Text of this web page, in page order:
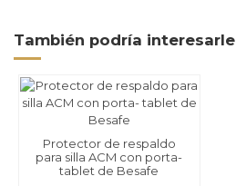
También podría interesarle
Protector de respaldo
para silla ACM con porta-
tablet de Besafe